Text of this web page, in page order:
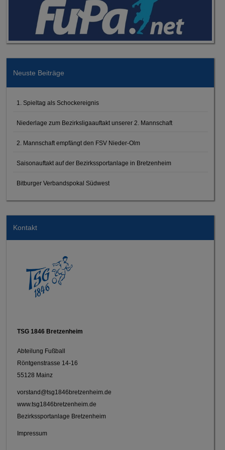
Neuste Beiträge
1. Spieltag als Schockereignis
Niederlage zum Bezirksligaauftakt unserer 2. Mannschaft
2. Mannschaft empfängt den FSV Nieder-Olm
Saisonauftakt auf der Bezirkssportanlage in Bretzenheim
Bitburger Verbandspokal Südwest
Kontakt
TSG 1846 Bretzenheim
Abteilung Fußball
Röntgenstrasse 14-16
55128 Mainz
vorstand@tsg1846bretzenheim.de
www.tsg1846bretzenheim.de
Bezirkssportanlage Bretzenheim
Impressum